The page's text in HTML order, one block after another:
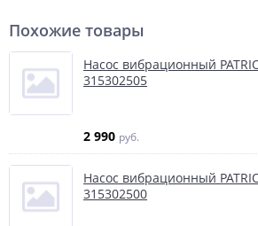
Похожие товары
Насос вибрационный
315302505
2 990 руб.
Насос вибрационный
315302500